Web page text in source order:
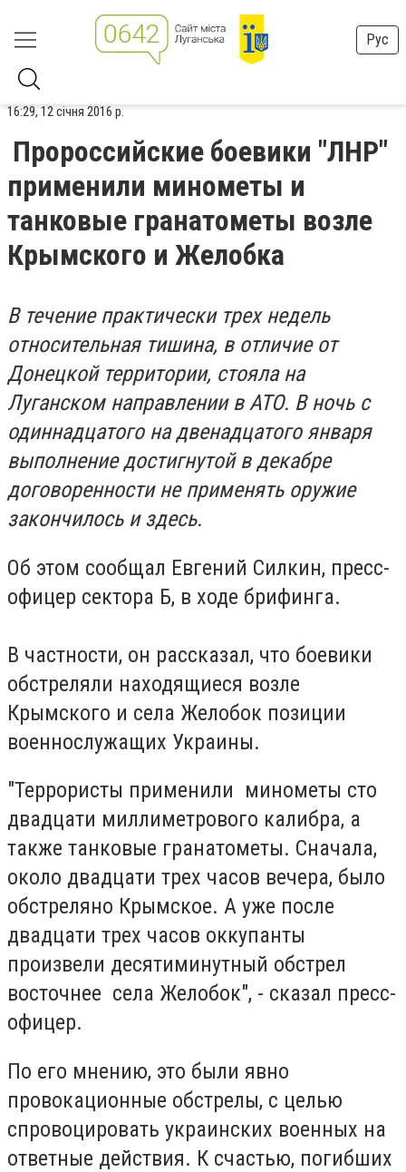
Рус
16:29, 12 січня 2016 р.
Пророссийские боевики "ЛНР"
применили минометы и
танковые гранатометы возле
Крымского и Желобка
В течение практически трех недель
относительная тишина, в отличие от
Донецкой территории, стояла на
Луганском направлении в АТО. В ночь с
одиннадцатого на двенадцатого января
выполнение достигнутой в декабре
договоренности не применять оружие
закончилось и здесь.
Об этом сообщал Евгений Силкин, пресс-
офицер сектора Б, в ходе брифинга.
В частности, он рассказал, что боевики
обстреляли находящиеся возле
Крымского и села Желобок позиции
военнослужащих Украины.
"Террористы применили минометы сто
двадцати миллиметрового калибра, а
также танковые гранатометы. Сначала,
около двадцати трех часов вечера, было
обстреляно Крымское. А уже после
двадцати трех часов оккупанты
произвели десятиминутный обстрел
восточнее села Желобок", - сказал пресс-
офицер.
По его мнению, это были явно
провокационные обстрелы, с целью
спровоцировать украинских военных на
ответные действия. К счастью, погибших